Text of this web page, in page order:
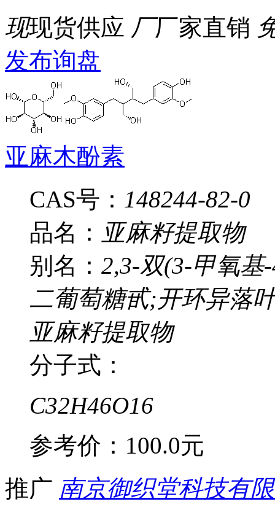
现现货供应 厂厂家直销
发布询盘
亚麻木酚素
CAS号： 148244-82-0
品名： 亚麻籽提取物
别名： 2,3-双(3-甲氧基
二葡萄糖甙;开环异落
亚麻籽提取物
分子式：
C32H46O16
参考价： 100.0元
推广 南京御织堂科技有